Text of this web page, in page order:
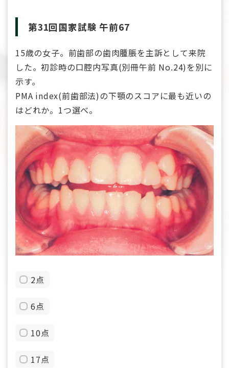
第31回国家試験 午前67
15歳の女子。前歯部の歯肉腫脹を主訴として来院
した。初診時の口腔内写真(別冊午前 No.24)を別に
示す。
PMA index(前歯部法)の下顎のスコアに最も近いの
はどれか。1つ選べ。
2点
6点
10点
17点